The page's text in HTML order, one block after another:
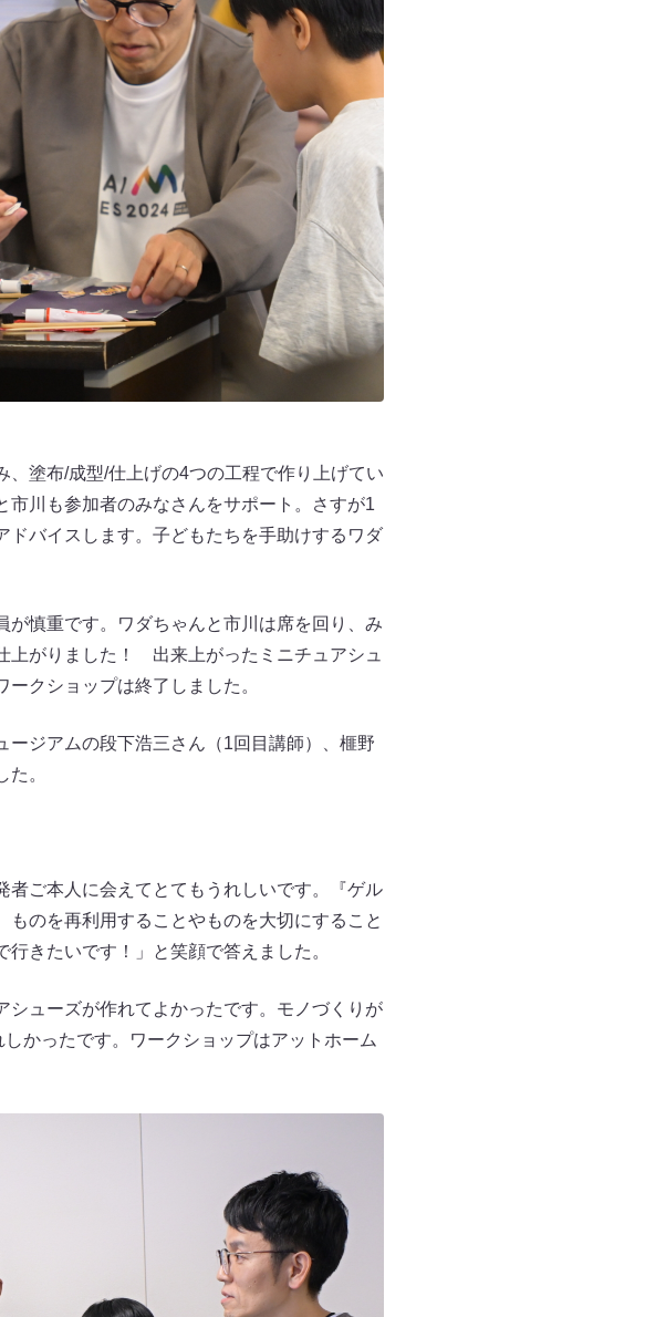
塗布/成型/仕上げの4つの工程で作り上げてい
川も参加者のみなさんをサポート。さすが1
バイスします。子どもたちを手助けするワダ
慎重です。ワダちゃんと市川は席を回り、み
上がりました！ 出来上がったミニチュアシュ
クショップは終了しました。
ジアムの段下浩三さん（1回目講師）、榧野
。
ご本人に会えてとてもうれしいです。『ゲル
のを再利用することやものを大切にすること
きたいです！」と笑顔で答えました。
ューズが作れてよかったです。モノづくりが
かったです。ワークショップはアットホーム